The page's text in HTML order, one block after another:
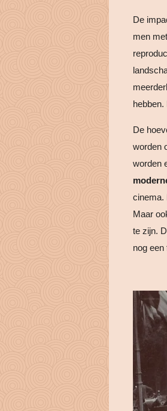
De
men
De
worden
worden
cinema.
Maar
te zijn.
nog een